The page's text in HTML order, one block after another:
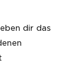
dir das